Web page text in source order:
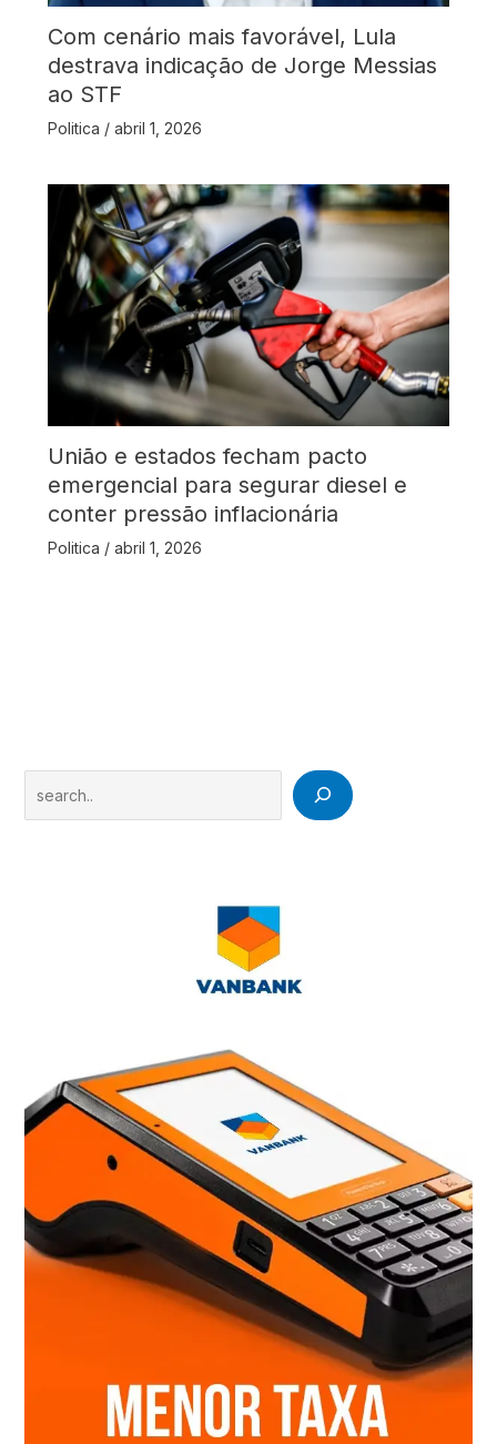
Com cenário mais favorável, Lula
destrava indicação de Jorge Messias
ao STF
Politica / abril 1, 2026
União e estados fecham pacto
emergencial para segurar diesel e
conter pressão inflacionária
Politica / abril 1, 2026